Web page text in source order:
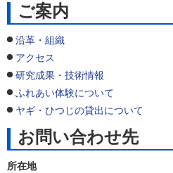
ご案内
沿革・組織
アクセス
研究成果・技術情報
ふれあい体験について
ヤギ・ひつじの貸出について
お問い合わせ先
所在地